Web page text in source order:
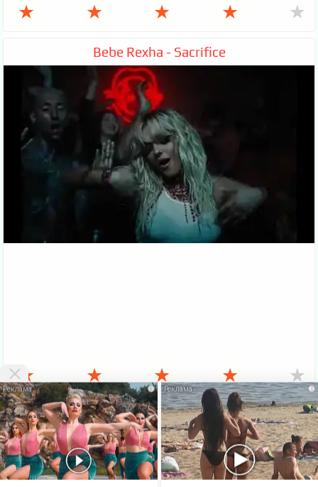
★ ★ ★ ★ ★
Bebe Rexha - Sacrifice
★ ★ ★ ★ ★
VKlipe.org - здесь можноскачать клипы бесплатнои смотреть клипы
онлайн без регистрации. На этой странице Вы можетеСкачать
бесплатноили посмотреть этотклип онлайн. Также есть много
других, не менее интересных клипов русских и зарубежных
исполнителей. Вверху сайта есть меню, где можно выбрать жанр
клипа. Бесплатныеновые клипыможно скачать бесплатно и без
регистрации. Если ваша скорость больше 1Мбит - Вы можете
i i